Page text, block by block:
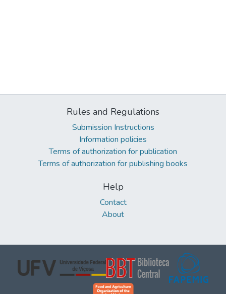
Rules and Regulations
Submission Instructions
Information policies
Terms of authorization for publication
Terms of authorization for publishing books
Help
Contact
About